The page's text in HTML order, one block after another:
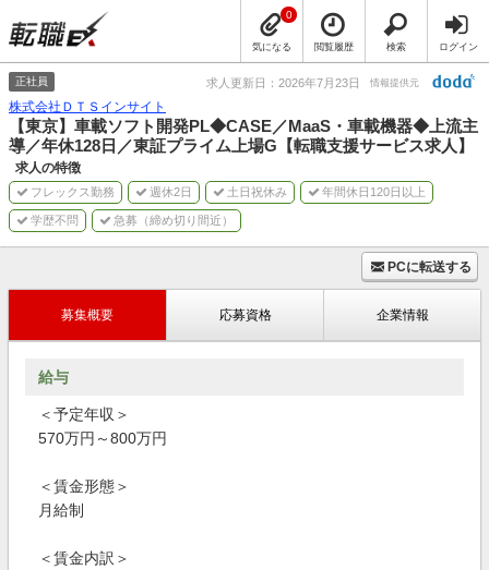
気になる
0
閲覧履歴 検索 ログイン
正社員 求人更新日：2026年7月23日 情報提供元
株式会社ＤＴＳインサイト
【東京】車載ソフト開発PL◆CASE／MaaS・車載機器◆上流主
導／年休128日／東証プライム上場G【転職支援サービス求人】
求人の特徴
フレックス勤務 週休2日 土日祝休み 年間休日120日以上
学歴不問 急募（締め切り間近）
PCに転送する
募集概要 応募資格 企業情報
給与
＜予定年収＞
570万円～800万円
＜賃金形態＞
月給制
＜賃金内訳＞